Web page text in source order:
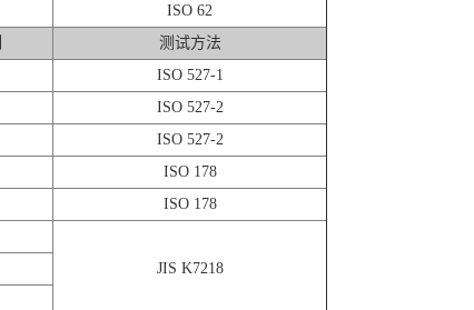
ISO 62
测试方法
ISO 527-1
ISO 527-2
ISO 527-2
ISO 178
ISO 178
JIS K7218